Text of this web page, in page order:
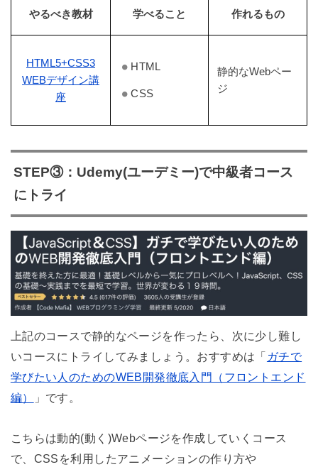
やるべき教材 学べること 作れるもの
HTML5+CSS3
WEBデザイン講
座
HTML
CSS
静的なWebペー
ジ
STEP③：Udemy(ユーデミー)で中級者コース
にトライ
上記のコースで静的なページを作ったら、次に少し難し
いコースにトライしてみましょう。おすすめは「 ガチで
学びたい人のためのWEB開発徹底入門（フロントエンド
編）
」です。
こちらは動的(動く)Webページを作成していくコース
で、CSSを利用したアニメーションの作り方や